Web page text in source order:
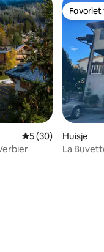
Gemiddelde
5 (30)
Huisje
La